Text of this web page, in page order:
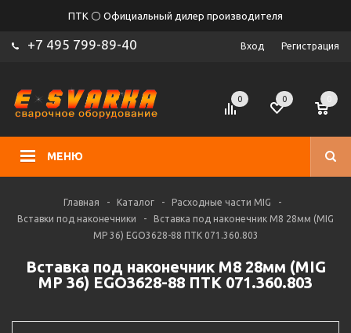
ПТК ⚪ Официальный дилер производителя
+7 495 799-89-40 Вход Регистрация
МЕНЮ
0 0
Главная - Каталог - Расходные части MIG
-
Вставки под наконечники
-
Вставка под наконечник M8 28мм (MIG
MP 36) EGO3628-88 ПТК 071.360.803
Вставка под наконечник M8 28мм (MIG
MP 36) EGO3628-88 ПТК 071.360.803